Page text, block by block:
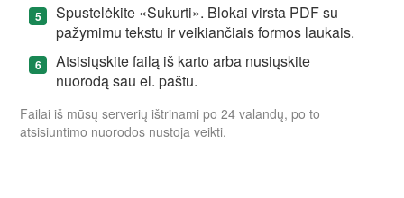
Spustelėkite «Sukurti». Blokai virsta PDF su
pažymimu tekstu ir veikiančiais formos laukais.
Atsisiųskite failą iš karto arba nusiųskite
nuorodą sau el. paštu.
Failai iš mūsų serverių ištrinami po 24 valandų, po to
atsisiuntimo nuorodos nustoja veikti.